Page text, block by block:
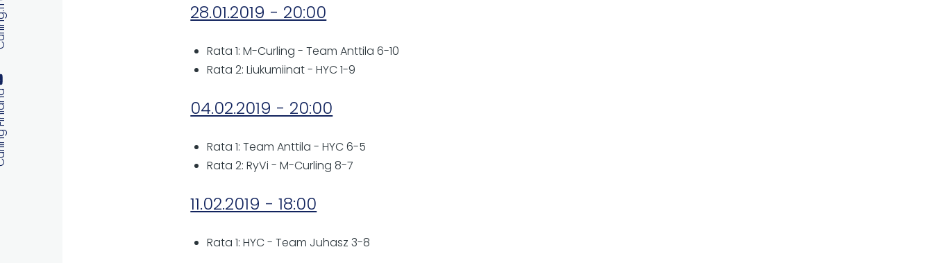
28.01.2019 - 20:00
Rata 1: M-Curling - Team Anttila 6-10
Rata 2: Liukumiinat - HYC 1-9
04.02.2019 - 20:00
Rata 1: Team Anttila - HYC 6-5
Rata 2: RyVi - M-Curling 8-7
11.02.2019 - 18:00
Rata 1: HYC - Team Juhasz 3-8